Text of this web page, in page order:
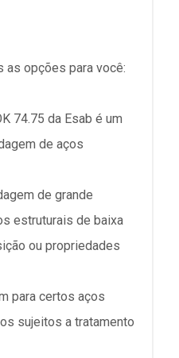
as opções para você:
74.75 da Esab é um
de aços
de grande
estruturais de baixa
ou propriedades
para certos aços
sujeitos a tratamento